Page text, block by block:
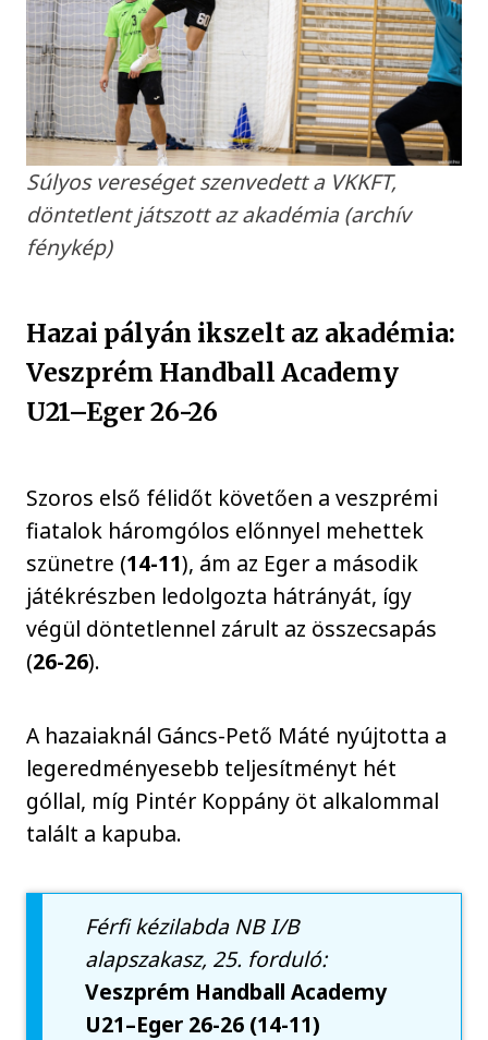
Súlyos vereséget szenvedett a VKKFT,
döntetlent játszott az akadémia (archív
fénykép)
Hazai pályán ikszelt az akadémia:
Veszprém Handball Academy
U21–Eger 26-26
Szoros első félidőt követően a veszprémi
fiatalok háromgólos előnnyel mehettek
szünetre (14-11), ám az Eger a második
játékrészben ledolgozta hátrányát, így
végül döntetlennel zárult az összecsapás
(26-26).
A hazaiaknál Gáncs-Pető Máté nyújtotta a
legeredményesebb teljesítményt hét
góllal, míg Pintér Koppány öt alkalommal
talált a kapuba.
Férfi kézilabda NB I/B
alapszakasz, 25. forduló:
Veszprém Handball Academy
U21–Eger 26-26 (14-11)